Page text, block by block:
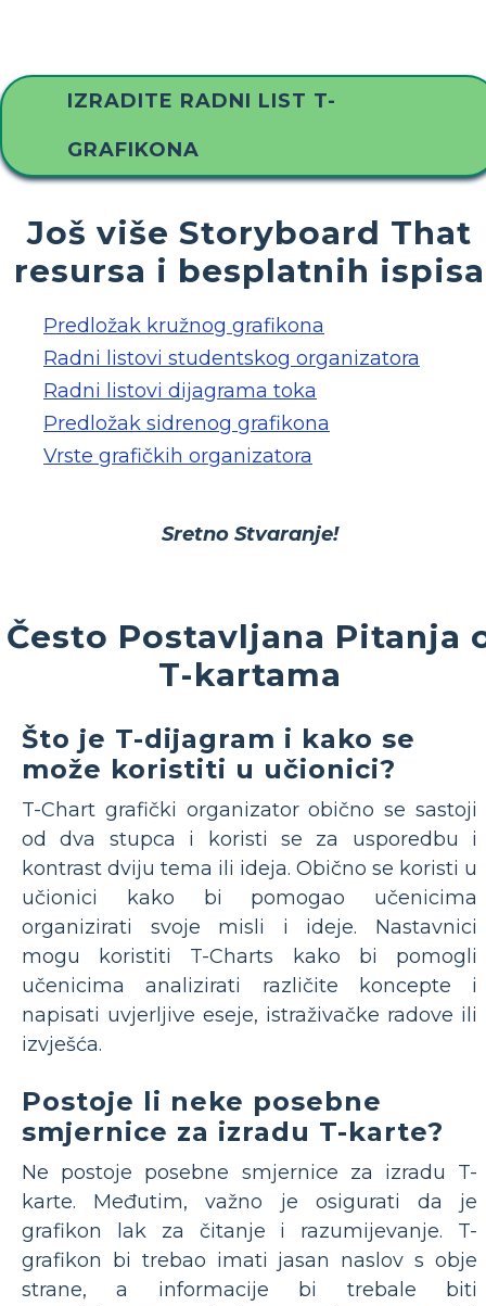
IZRADITE RADNI LIST T-
GRAFIKONA
Još više Storyboard That
resursa i besplatnih ispisa
Predložak kružnog grafikona
Radni listovi studentskog organizatora
Radni listovi dijagrama toka
Predložak sidrenog grafikona
Vrste grafičkih organizatora
Sretno Stvaranje!
Često Postavljana Pitanja
T-kartama
Što je T-dijagram i kako se
može koristiti u učionici?
T-Chart grafički organizator obično se sastoji
od dva stupca i koristi se za usporedbu i
kontrast dviju tema ili ideja. Obično se koristi u
učionici kako bi pomogao učenicima
organizirati svoje misli i ideje. Nastavnici
mogu koristiti T-Charts kako bi pomogli
učenicima analizirati različite koncepte i
napisati uvjerljive eseje, istraživačke radove ili
izvješća.
Postoje li neke posebne
smjernice za izradu T-karte?
Ne postoje posebne smjernice za izradu T-
karte. Međutim, važno je osigurati da je
grafikon lak za čitanje i razumijevanje. T-
grafikon bi trebao imati jasan naslov s obje
strane, a informacije bi trebale biti